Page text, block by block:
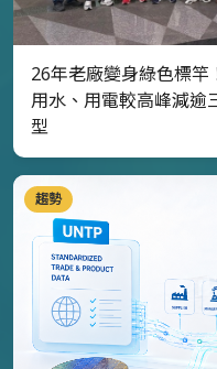
26年老廠變身綠色標竿
用水、用電較高峰減逾
型
趨勢